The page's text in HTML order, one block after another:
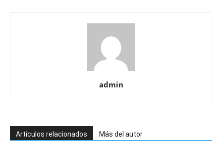
admin
Artículos relacionados Más del autor